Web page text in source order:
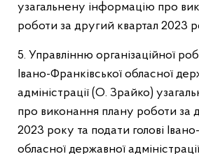
узагальнену інформацію про
роботи за другий квартал 2023
5. Управлінню організаційної
Івано-Франківської обласної
адміністрації (О. Зрайко)
про виконання плану роботи за
2023 року та подати голові
обласної державної адміністрації